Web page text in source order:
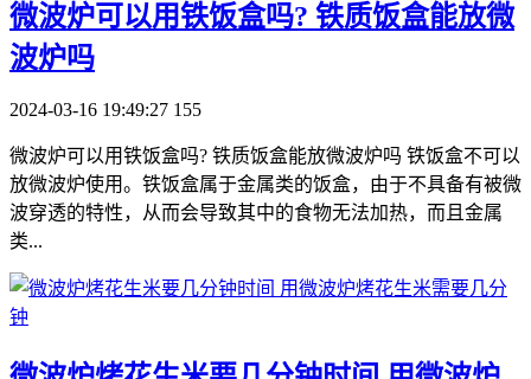
​微波炉可以用铁饭盒吗? 铁质饭盒能放微
波炉吗
2024-03-16 19:49:27 155
微波炉可以用铁饭盒吗? 铁质饭盒能放微波炉吗 铁饭盒不可以
放微波炉使用。铁饭盒属于金属类的饭盒，由于不具备有被微
波穿透的特性，从而会导致其中的食物无法加热，而且金属
类...